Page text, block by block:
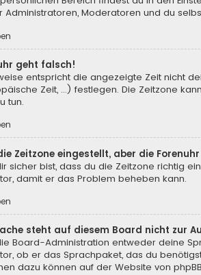
Administratoren, Moderatoren und du
geht falsch!
entspricht die angezeigte Zeit nicht
Zeit, ...) festlegen. Die Zeitzone
tun.
Zeitzone eingestellt, aber die
sicher bist, dass du die Zeitzone richtig
damit er das Problem beheben kann.
steht auf diesem Board nicht zur
Board-Administration entweder deine
ob er das Sprachpaket, das du
dazu können auf der Website von